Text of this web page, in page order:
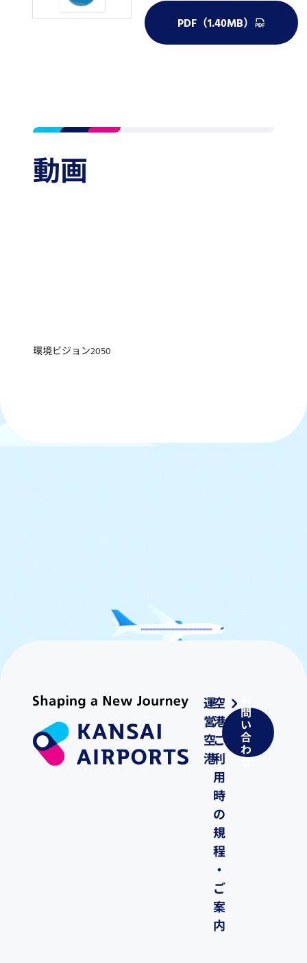
PDF（1.40MB）
動画
環境ビジョン2050
運
営
空
港
空
港
ご
利
用
時
の
規
程
・
ご
案
内
問
い
合
わ
せ